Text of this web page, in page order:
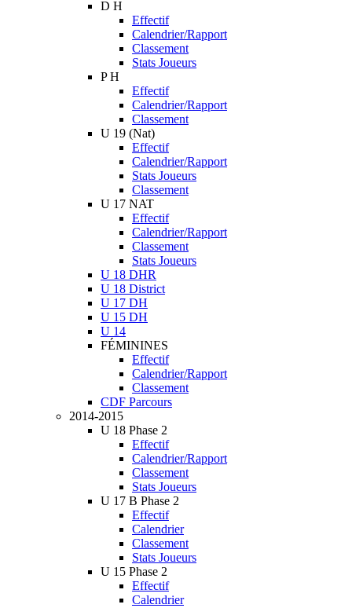
D H
Effectif
Calendrier/Rapport
Classement
Stats Joueurs
P H
Effectif
Calendrier/Rapport
Classement
U 19 (Nat)
Effectif
Calendrier/Rapport
Stats Joueurs
Classement
U 17 NAT
Effectif
Calendrier/Rapport
Classement
Stats Joueurs
U 18 DHR
U 18 District
U 17 DH
U 15 DH
U 14
FÉMININES
Effectif
Calendrier/Rapport
Classement
CDF Parcours
2014-2015
U 18 Phase 2
Effectif
Calendrier/Rapport
Classement
Stats Joueurs
U 17 B Phase 2
Effectif
Calendrier
Classement
Stats Joueurs
U 15 Phase 2
Effectif
Calendrier